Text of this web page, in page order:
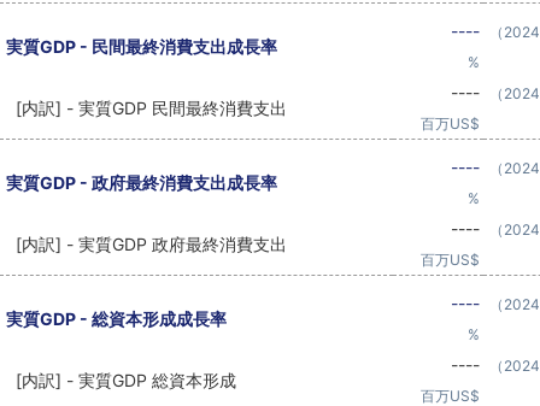
実質GDP - 民間最終消費支出成長率
----
%
（
[内訳] - 実質GDP 民間最終消費支出
----
百万US$
（
実質GDP - 政府最終消費支出成長率
----
%
（
[内訳] - 実質GDP 政府最終消費支出
----
百万US$
（
実質GDP - 総資本形成成長率
----
%
（
[内訳] - 実質GDP 総資本形成
----
百万US$
（